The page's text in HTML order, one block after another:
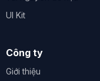
UI Kit
Công ty
Giới thiệu